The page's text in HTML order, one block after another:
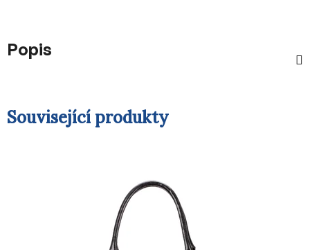
Popis
Související produkty